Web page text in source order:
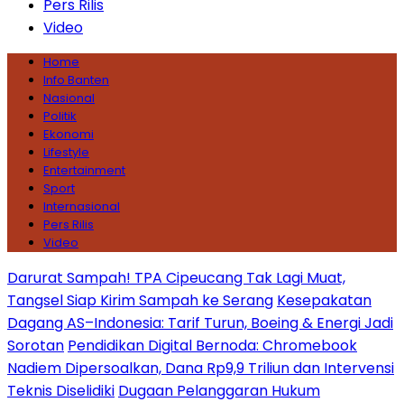
Pers Rilis
Video
Home
Info Banten
Nasional
Politik
Ekonomi
Lifestyle
Entertainment
Sport
Internasional
Pers Rilis
Video
Darurat Sampah! TPA Cipeucang Tak Lagi Muat,
Tangsel Siap Kirim Sampah ke Serang Kesepakatan
Dagang AS–Indonesia: Tarif Turun, Boeing & Energi Jadi
Sorotan Pendidikan Digital Bernoda: Chromebook
Nadiem Dipersoalkan, Dana Rp9,9 Triliun dan Intervensi
Teknis Diselidiki Dugaan Pelanggaran Hukum